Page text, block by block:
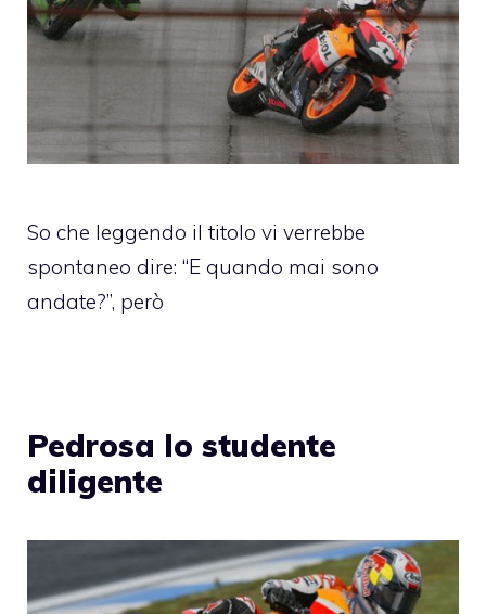
So che leggendo il titolo vi verrebbe
spontaneo dire: “E quando mai sono
andate?”, però
Pedrosa lo studente
diligente